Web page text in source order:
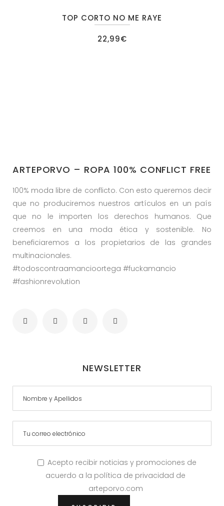
TOP CORTO NO ME RAYE
22,99€
ARTEPORVO – ROPA 100% CONFLICT FREE
100% moda libre de conflicto. Con esto queremos decir
que no produciremos nuestros artículos en un país
que no le importen los derechos humanos. Que
creemos en una moda ética y sostenible. No
beneficiaremos a los propietarios de las grandes
multinacionales.
#todoscontraamancioortega #fuckamancio
#fashionrevolution
NEWSLETTER
Acepto recibir noticias y promociones de
acuerdo a la política de privacidad de
arteporvo.com